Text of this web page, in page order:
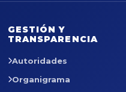
GESTIÓN Y
TRANSPARENCIA
Autoridades
Organigrama